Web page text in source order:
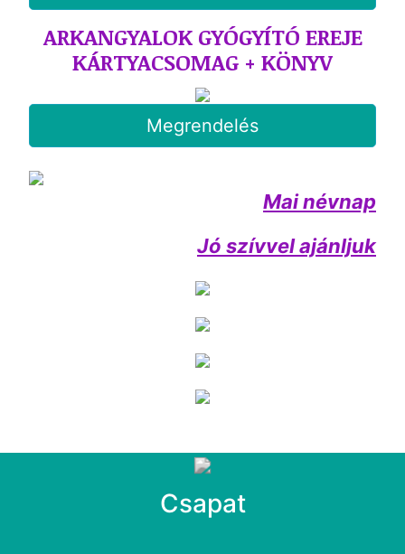
ARKANGYALOK GYÓGYÍTÓ EREJE
KÁRTYACSOMAG + KÖNYV
Megrendelés
Mai névnap
Jó szívvel ajánljuk
Csapat